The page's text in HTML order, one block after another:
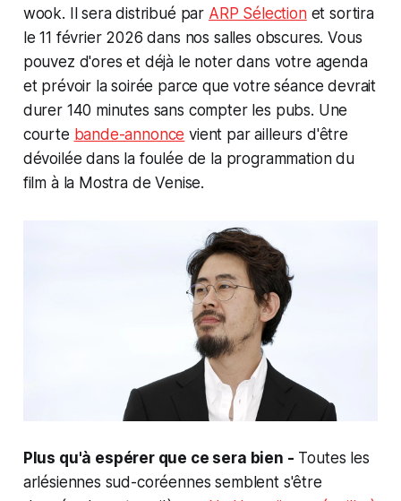
wook. Il sera distribué par ARP Sélectionet sortira
le 11 février 2026 dans nos salles obscures. Vous
pouvez d'ores et déjà le noter dans votre agenda
et prévoir la soirée parce que votre séance devrait
durer 140 minutes sans compter les pubs. Une
courte bande-annonce vient par ailleurs d'être
dévoilée dans la foulée de la programmation du
film à la Mostra de Venise.
Plus qu'à espérerque ce sera bien - Toutes les
arlésiennes sud-coréennes semblent s'être